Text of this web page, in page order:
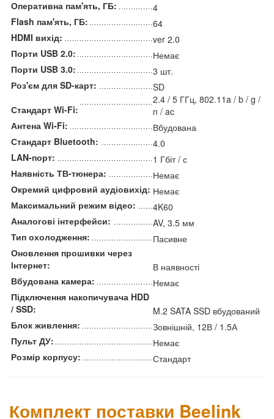
Оперативна пам'ять, ГБ:
4
Flash пам'ять, ГБ:
64
HDMI вихід:
ver 2.0
Порти USB 2.0:
Немає
Порти USB 3.0:
3 шт.
Роз'єм для SD-карт:
SD
Стандарт Wi-Fi:
2.4 / 5 ГГц, 802.11a / b / g /
n / ac
Антена Wi-Fi:
Вбудована
Стандарт Bluetooth:
4.0
LAN-порт:
1 Гбіт / с
Наявність ТВ-тюнера:
Немає
Окремий цифровий аудіовихід: Немає
Максимальний режим відео:
4K60
Аналогові інтерфейси:
AV, 3.5 мм
Тип охолодження:
Пасивне
Оновлення прошивки через
Інтернет:
В наявності
Вбудована камера:
Немає
Підключення накопичувача HDD
/ SSD:
M.2 SATA SSD вбудований
Блок живлення:
Зовнішній, 12В / 1.5А
Пульт ДУ:
Немає
Розмір корпусу:
Стандарт
Комплект поставки Beelink